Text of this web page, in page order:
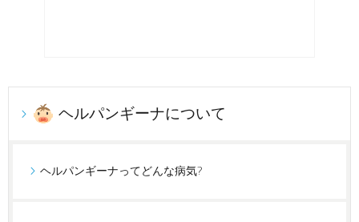
ヘルパンギーナについて
ヘルパンギーナってどんな病気?